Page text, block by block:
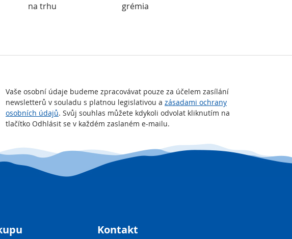
na trhu
grémia
Vaše osobní údaje budeme zpracovávat pouze za účelem zasílání
newsletterů v souladu s platnou legislativou a zásadami ochrany
osobních údajů. Svůj souhlas můžete kdykoli odvolat kliknutím na
tlačítko Odhlásit se v každém zaslaném e-mailu.
Kontakt